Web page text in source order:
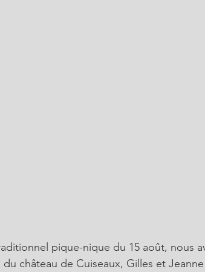
pique-nique du 15 août, nous
château de Cuiseaux, Gilles et